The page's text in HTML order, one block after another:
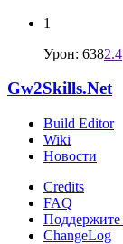
1
Урон: 6382.4
Gw2Skills.Net
Build Editor
Wiki
Новости
Credits
FAQ
Поддержите
ChangeLog